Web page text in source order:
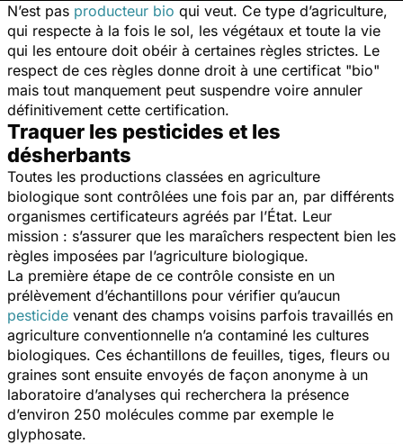
N’est pas producteur bio qui veut. Ce type d’agriculture,
qui respecte à la fois le sol, les végétaux et toute la vie
qui les entoure doit obéir à certaines règles strictes. Le
respect de ces règles donne droit à une certificat "bio"
mais tout manquement peut suspendre voire annuler
définitivement cette certification.
Traquer les pesticides et les
désherbants
Toutes les productions classées en agriculture
biologique sont contrôlées une fois par an, par différents
organismes certificateurs agréés par l’État. Leur
mission : s’assurer que les maraîchers respectent bien les
règles imposées par l’agriculture biologique.
La première étape de ce contrôle consiste en un
prélèvement d’échantillons pour vérifier qu’aucun
pesticide venant des champs voisins parfois travaillés en
agriculture conventionnelle n’a contaminé les cultures
biologiques. Ces échantillons de feuilles, tiges, fleurs ou
graines sont ensuite envoyés de façon anonyme à un
laboratoire d’analyses qui recherchera la présence
d’environ 250 molécules comme par exemple le
glyphosate.